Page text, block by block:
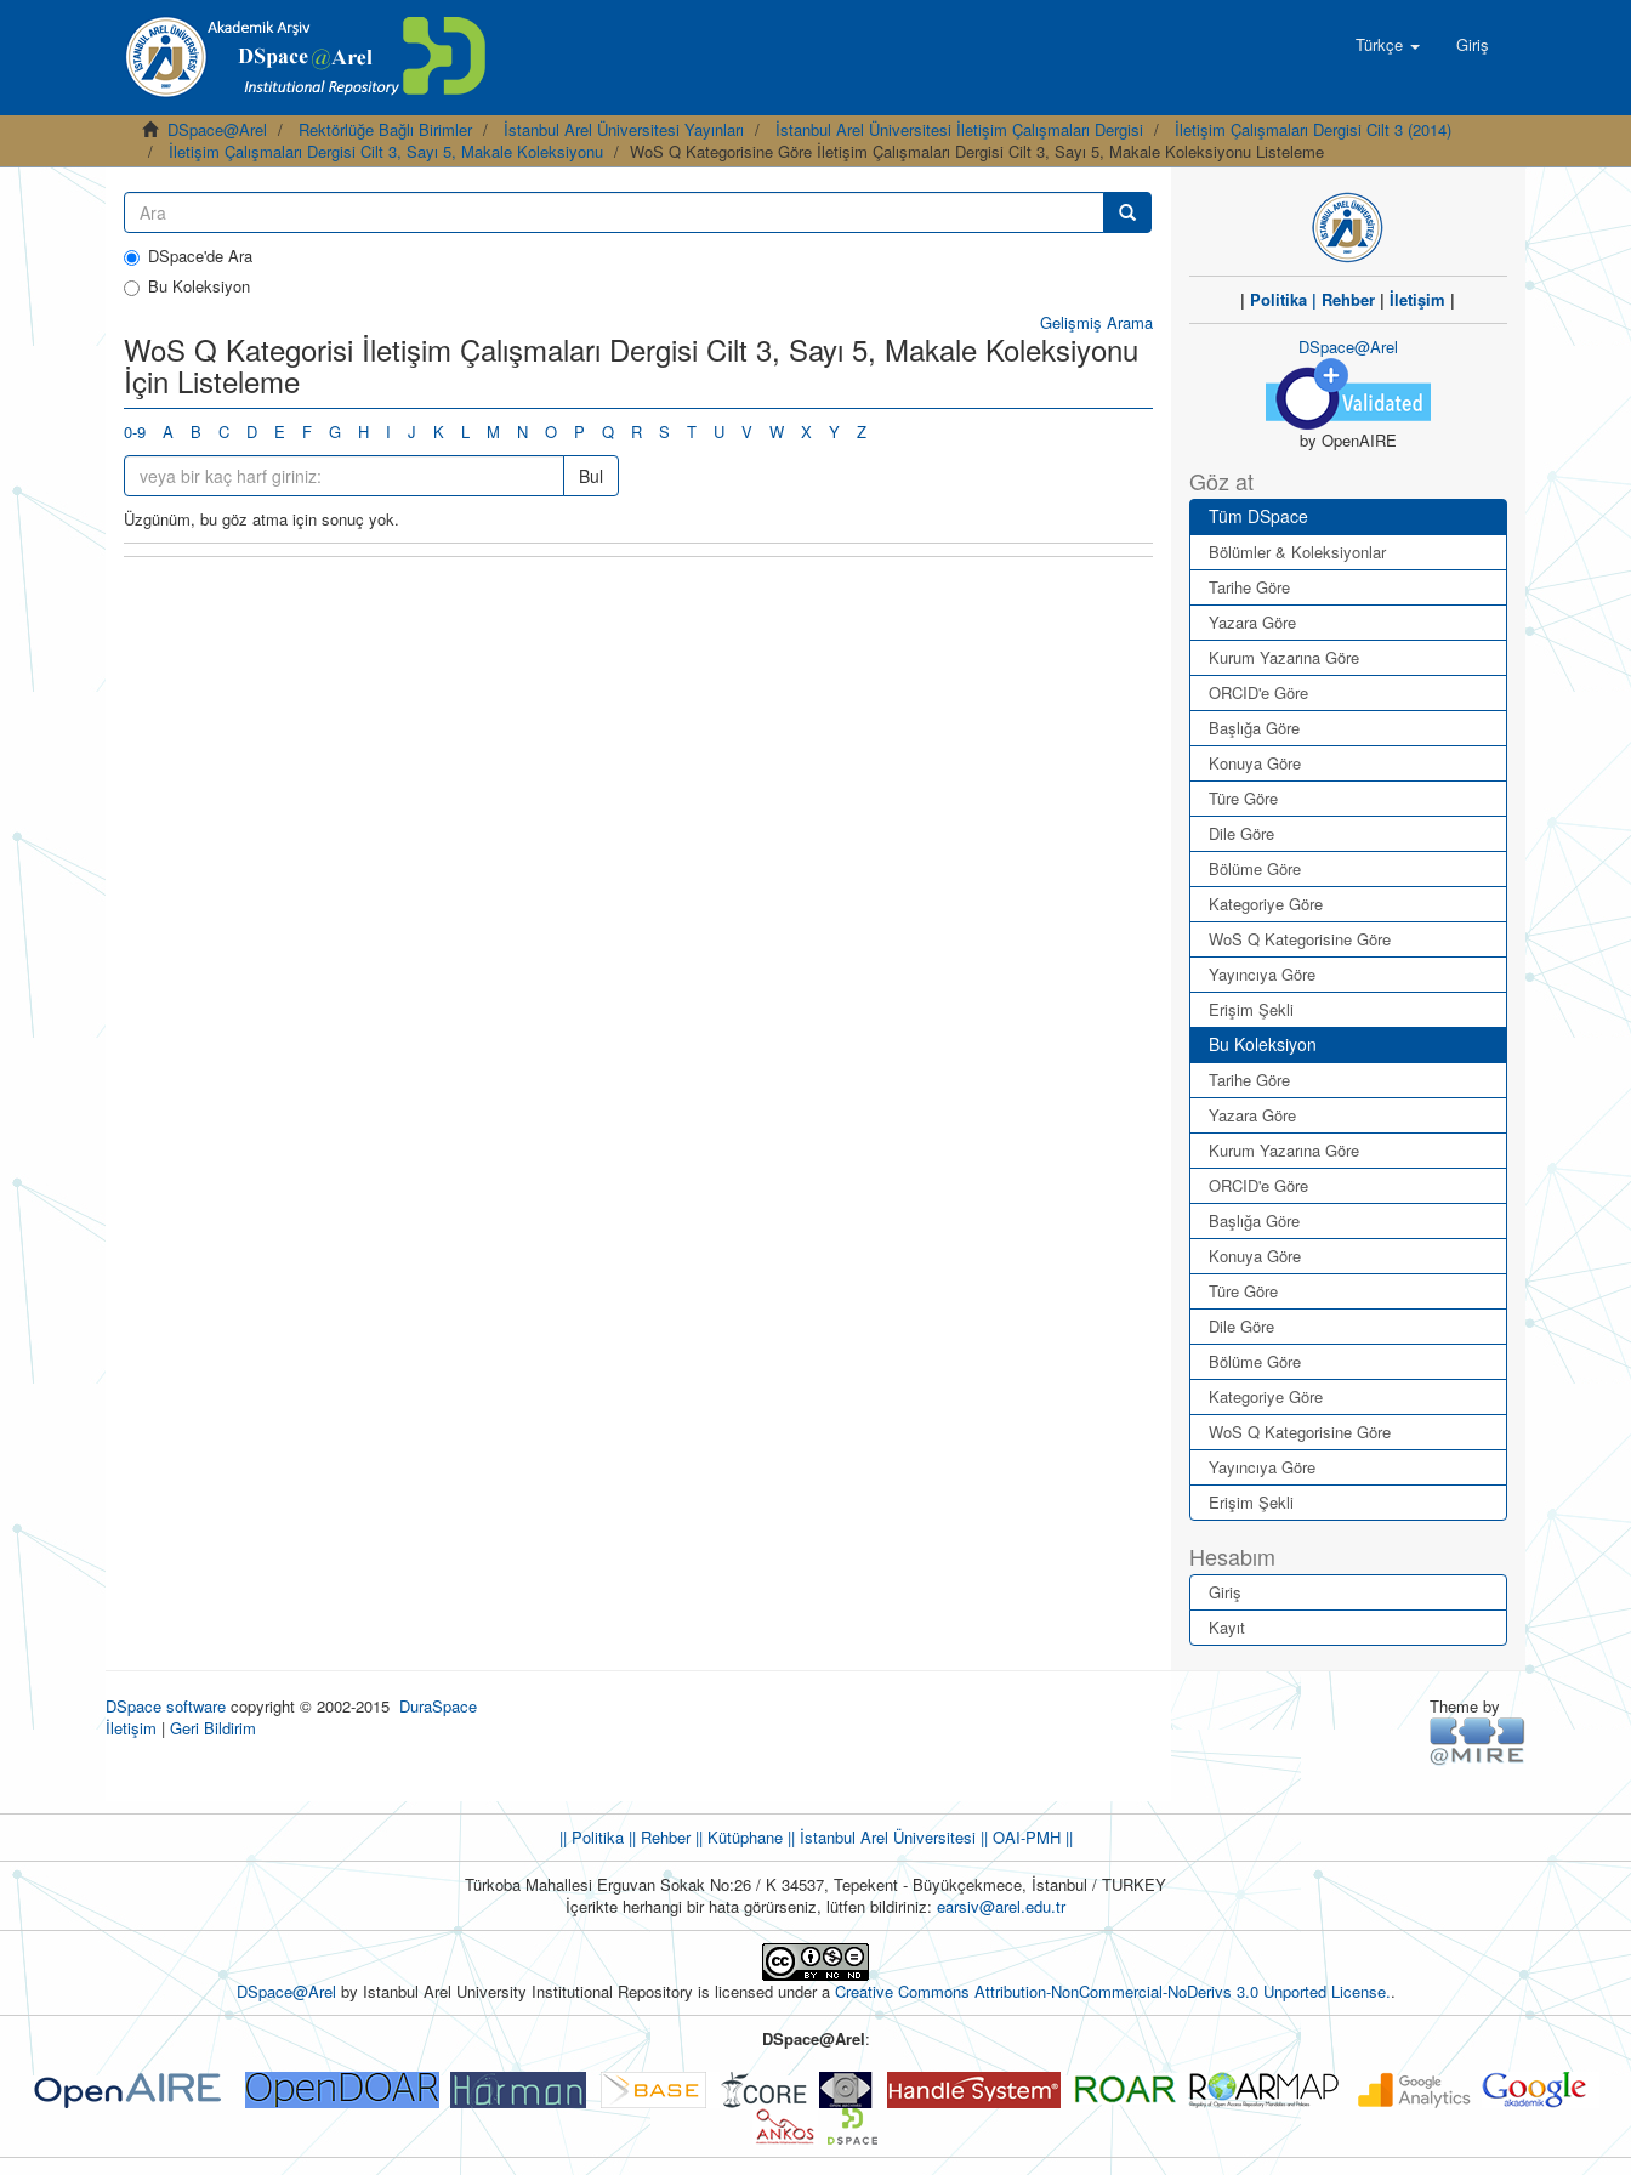
Türkçe Giriş
DSpace@Arel Rektörlüğe Bağlı Birimler İstanbul Arel Üniversitesi Yayınları İstanbul Arel Üniversitesi İletişim Çalışmaları Dergisi
İletişim Çalışmaları Dergisi Cilt 3 (2014)
İletişim Çalışmaları Dergisi Cilt 3, Sayı 5, Makale Koleksiyonu
WoS Q Kategorisine Göre İletişim Çalışmaları Dergisi Cilt 3, Sayı 5, Makale Koleksiyonu Listeleme
DSpace'de Ara
Bu Koleksiyon
Gelişmiş Arama
WoS Q Kategorisi İletişim Çalışmaları Dergisi Cilt 3, Sayı 5, Makale Koleksiyonu
İçin Listeleme
0-9 A B C D E F G H I J K L M N O P Q R S T U V W X Y Z
Bul
Üzgünüm, bu göz atma için sonuç yok.
| Politika | Rehber |İletişim |
DSpace@Arel
by OpenAIRE
Göz at
Tüm DSpace
Bölümler & Koleksiyonlar
Tarihe Göre
Yazara Göre
Kurum Yazarına Göre
ORCID'e Göre
Başlığa Göre
Konuya Göre
Türe Göre
Dile Göre
Bölüme Göre
Kategoriye Göre
WoS Q Kategorisine Göre
Yayıncıya Göre
Erişim Şekli
Bu Koleksiyon
Tarihe Göre
Yazara Göre
Kurum Yazarına Göre
ORCID'e Göre
Başlığa Göre
Konuya Göre
Türe Göre
Dile Göre
Bölüme Göre
Kategoriye Göre
WoS Q Kategorisine Göre
Yayıncıya Göre
Erişim Şekli
Hesabım
Giriş
Kayıt
DSpace software copyright © 2002-2015 DuraSpace
İletişim | Geri Bildirim
Theme by
|| Politika|| Rehber|| Kütüphane|| İstanbul Arel Üniversitesi ||OAI-PMH ||
Türkoba Mahallesi Erguvan Sokak No:26 / K 34537, Tepekent - Büyükçekmece, İstanbul / TURKEY
İçerikte herhangi bir hata görürseniz, lütfen bildiriniz: earsiv@arel.edu.tr
DSpace@Arel by Istanbul Arel University Institutional Repository is licensed under aCreative Commons Attribution-NonCommercial-NoDerivs 3.0 Unported License..
DSpace@Arel: